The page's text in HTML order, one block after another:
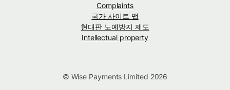
Complaints
국가 사이트 맵
현대판 노예방지 제도
Intellectual property
© Wise Payments Limited 2026